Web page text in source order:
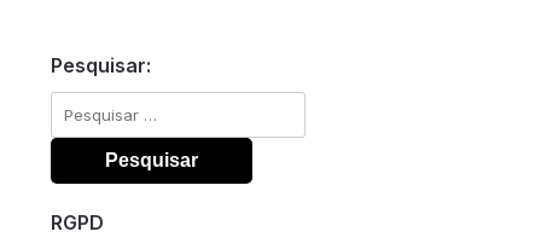
Pesquisar:
Pesquisar
por:
RGPD